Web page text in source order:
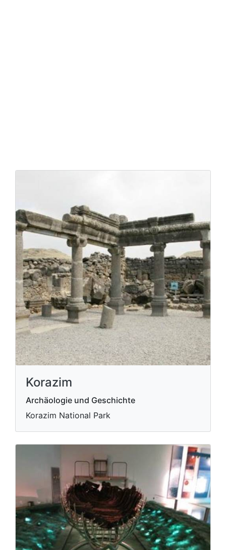
Korazim
Archäologie und Geschichte
Korazim National Park